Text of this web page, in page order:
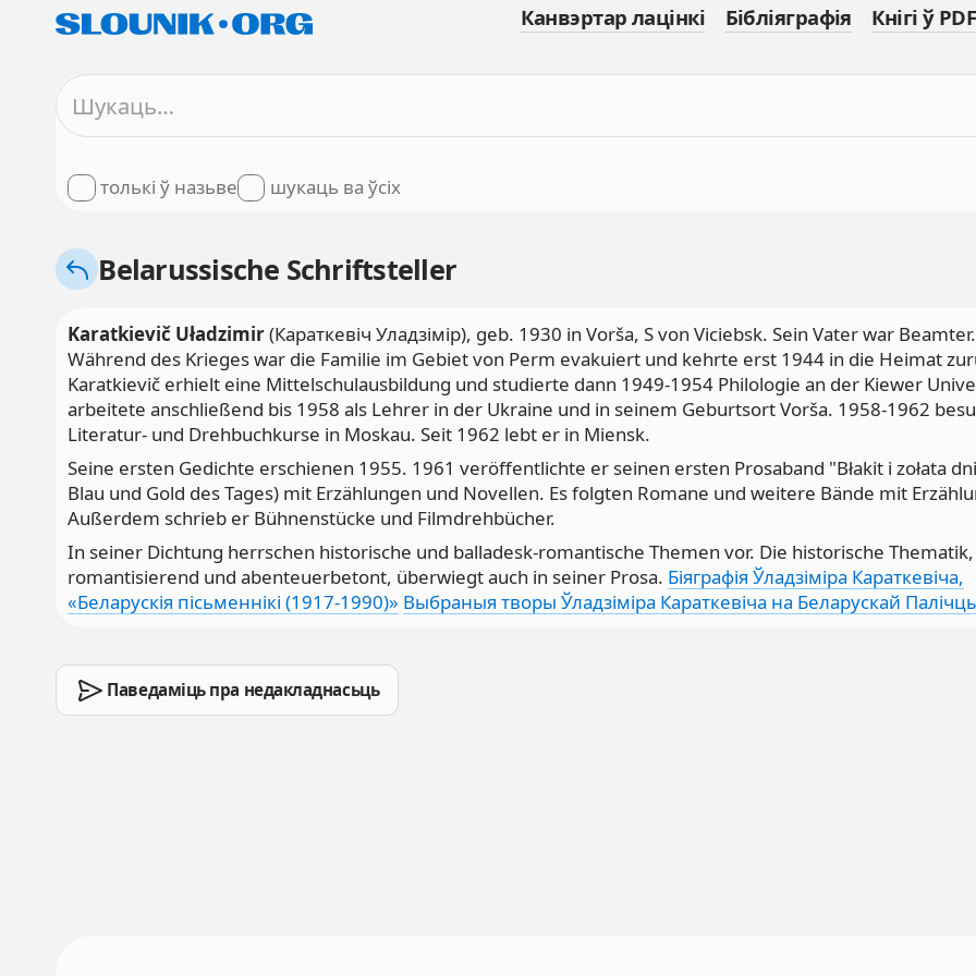
Канвэртар лацінкі Бібліяграфія Кнігі ў
толькі ў назьве шукаць ва ўсіх
Belarussische Schriftsteller
Karatkievič Uładzimir(Караткевіч Уладзімір), geb. 1930 in Vorša, S von Viciebsk. Sein Vater war Beamter.
Während des Krieges war die Familie im Gebiet von Perm evakuiert und kehrte erst 1944 in die Heimat
Karatkievič erhielt eine Mittelschulausbildung und studierte dann 1949-1954 Philologie an der Kiewer
arbeitete anschließend bis 1958 als Lehrer in der Ukraine und in seinem Geburtsort Vorša. 1958-1962
Literatur- und Drehbuchkurse in Moskau. Seit 1962 lebt er in Miensk.
Seine ersten Gedichte erschienen 1955. 1961 veröffentlichte er seinen ersten Prosaband "Błakit i zołata
Blau und Gold des Tages) mit Erzählungen und Novellen. Es folgten Romane und weitere Bände mit
Außerdem schrieb er Bühnenstücke und Filmdrehbücher.
In seiner Dichtung herrschen historische und balladesk-romantische Themen vor. Die historische Thematik,
romantisierend und abenteuerbetont, überwiegt auch in seiner Prosa. Біяграфія Ўладзіміра Караткевіча,
«Беларускія пісьменнікі (1917-1990)» Выбраныя творы Ўладзіміра Караткевіча на Беларускай
Паведаміць пра недакладнасьць